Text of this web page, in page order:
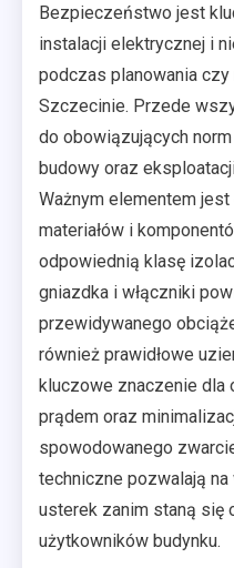
Bezpieczeństwo jest
instalacji elektrycznej i
podczas planowania
Szczecinie. Przede
do obowiązujących
budowy oraz
Ważnym elementem
materiałów i
odpowiednią klasę
gniazdka i włączniki
przewidywanego
również prawidłowe
kluczowe znaczenie dla
prądem oraz
spowodowanego
techniczne pozwalają
usterek zanim staną się
użytkowników budynku.